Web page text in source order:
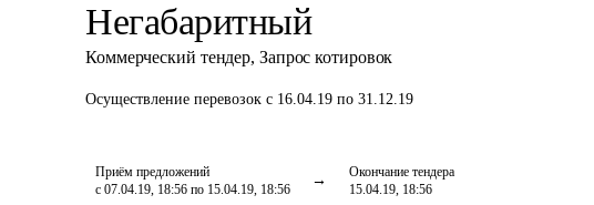
Негабаритный
Коммерческий тендер, Запрос котировок
Осуществление перевозок с 16.04.19 по 31.12.19
Приём предложений
с 07.04.19, 18:56 по 15.04.19, 18:56
Окончание тендера
15.04.19, 18:56